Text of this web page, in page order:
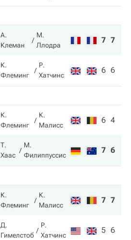
А.
Клеман
М.
Ллодра
7 7
К.
Флеминг
Р.
Хатчинс
6 6
К.
Флеминг
К.
Малисс
6 4
Т.
Хаас
М.
Филиппуссис
7 6
К.
Флеминг
К.
Малисс
7 7
Д.
Гимелстоб
Р.
Хатчинс
5 6